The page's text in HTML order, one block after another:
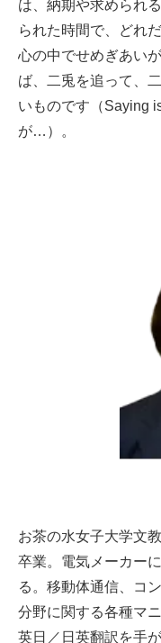
は、納期や求められ
られた時間で、どれ
心の中でせめぎあい
ば、二兎を追って、
いものです（Saying
が…）。
お茶の水女子大学文
卒業。電気メーカー
る。移動体通信、コ
分野に関する各種マ
英日／日英翻訳を手が